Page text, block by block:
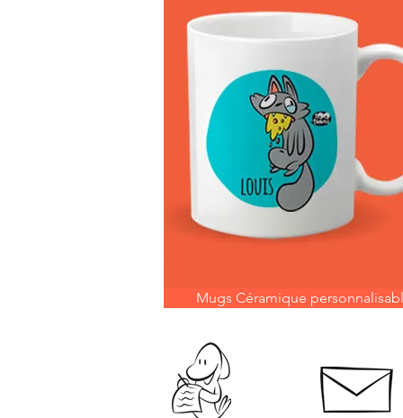
Mugs Céramique